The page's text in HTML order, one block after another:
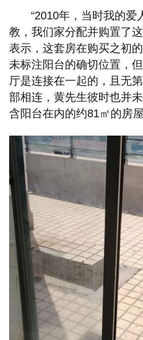
“2010年，当时我的爱
教，我们家分配并购置了
表示，这套房在购买之初
未标注阳台的确切位置，
厅是连接在一起的，且无
部相连，黄先生彼时也并
含阳台在内的约81㎡的房